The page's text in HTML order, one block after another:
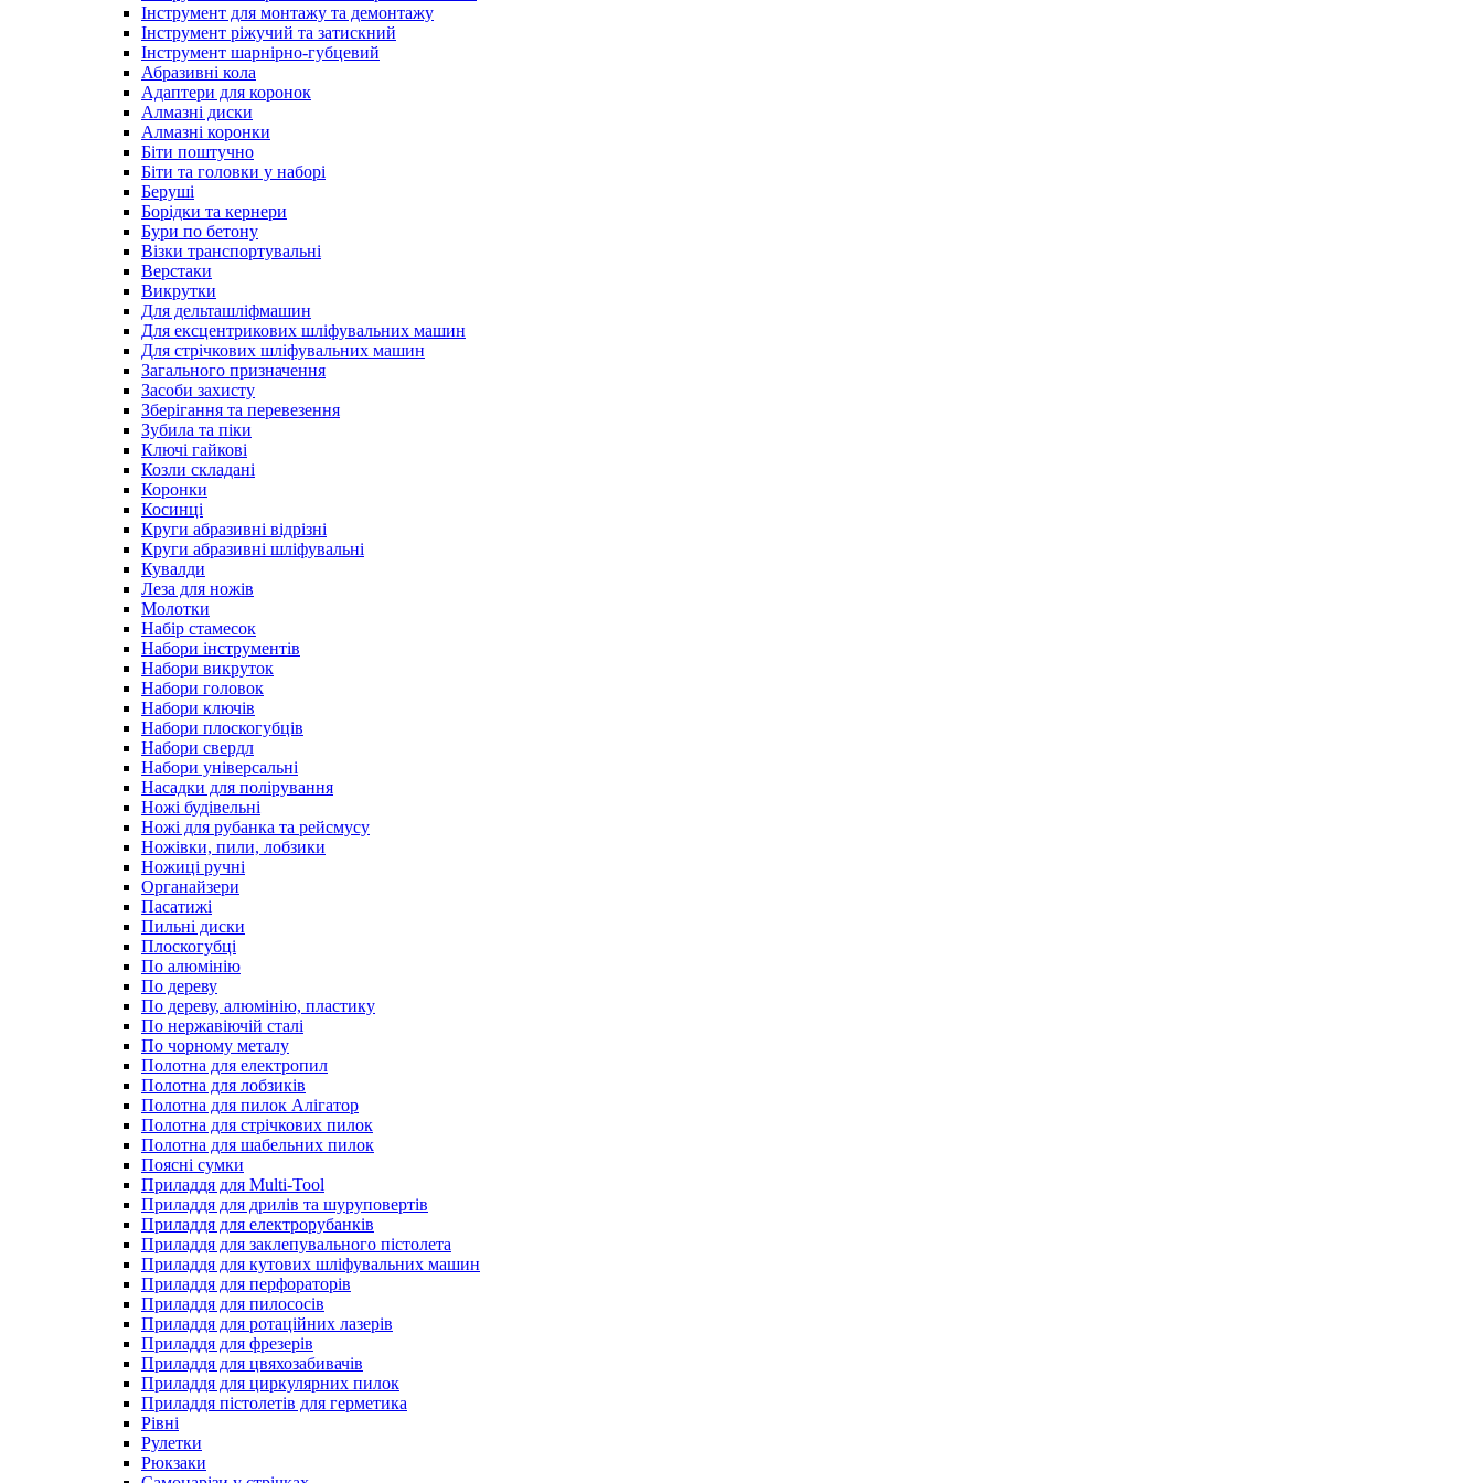
Інструмент для монтажу та демонтажу
Інструмент ріжучий та затискний
Інструмент шарнірно-губцевий
Абразивні кола
Адаптери для коронок
Алмазні диски
Алмазні коронки
Біти поштучно
Біти та головки у наборі
Беруші
Борідки та кернери
Бури по бетону
Візки транспортувальні
Верстаки
Викрутки
Для дельташліфмашин
Для ексцентрикових шліфувальних машин
Для стрічкових шліфувальних машин
Загального призначення
Засоби захисту
Зберігання та перевезення
Зубила та піки
Ключі гайкові
Козли складані
Коронки
Косинці
Круги абразивні відрізні
Круги абразивні шліфувальні
Кувалди
Леза для ножів
Молотки
Набір стамесок
Набори інструментів
Набори викруток
Набори головок
Набори ключів
Набори плоскогубців
Набори свердл
Набори універсальні
Насадки для полірування
Ножі будівельні
Ножі для рубанка та рейсмусу
Ножівки, пили, лобзики
Ножиці ручні
Органайзери
Пасатижі
Пильні диски
Плоскогубці
По алюмінію
По дереву
По дереву, алюмінію, пластику
По нержавіючій сталі
По чорному металу
Полотна для електропил
Полотна для лобзиків
Полотна для пилок Алігатор
Полотна для стрічкових пилок
Полотна для шабельних пилок
Поясні сумки
Приладдя для Multi-Tool
Приладдя для дрилів та шуруповертів
Приладдя для електрорубанків
Приладдя для заклепувального пістолета
Приладдя для кутових шліфувальних машин
Приладдя для перфораторів
Приладдя для пилососів
Приладдя для ротаційних лазерів
Приладдя для фрезерів
Приладдя для цвяхозабивачів
Приладдя для циркулярних пилок
Приладдя пістолетів для герметика
Рівні
Рулетки
Рюкзаки